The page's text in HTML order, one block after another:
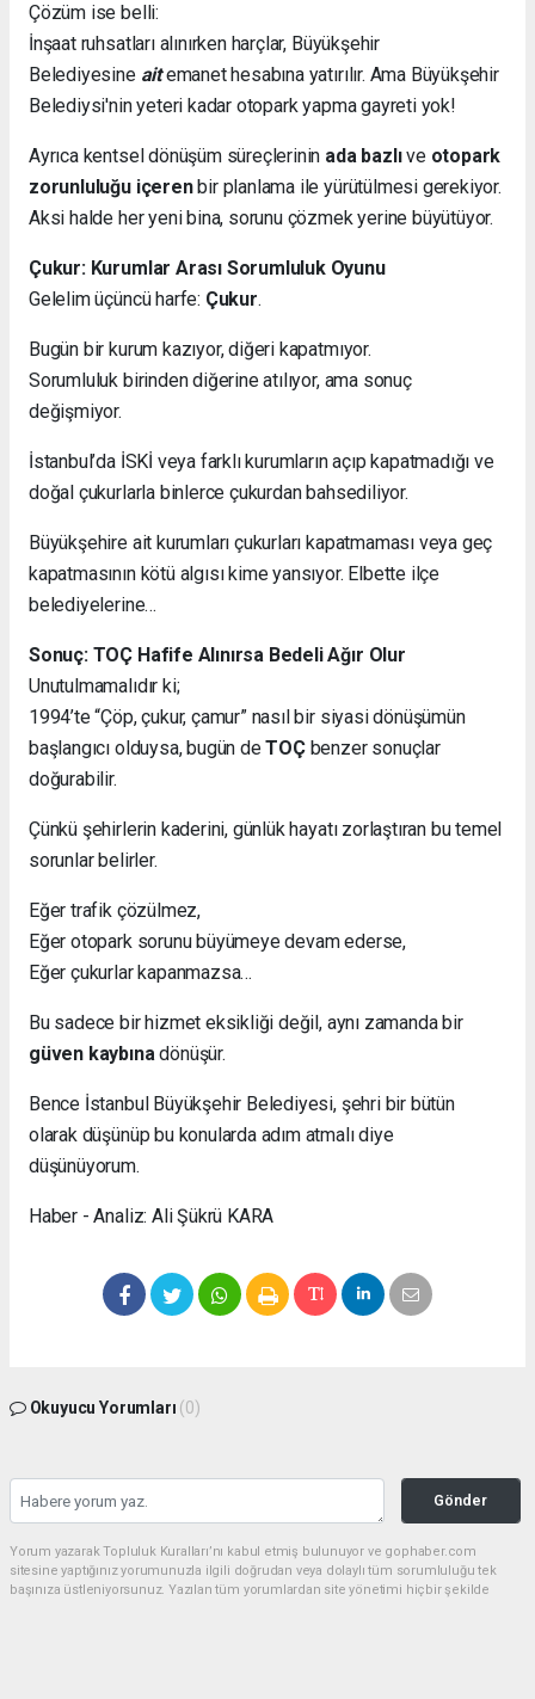
Çözüm ise belli:
İnşaat ruhsatları alınırken harçlar, Büyükşehir
Belediyesine aitemanet hesabına yatırılır. Ama Büyükşehir
Belediysi'nin yeteri kadar otopark yapma gayreti yok!
Ayrıca kentsel dönüşüm süreçlerinin ada bazlıve otopark
zorunluluğu içerenbir planlama ile yürütülmesi gerekiyor.
Aksi halde her yeni bina, sorunu çözmek yerine büyütüyor.
Çukur: Kurumlar Arası Sorumluluk Oyunu
Gelelim üçüncü harfe: Çukur.
Bugün bir kurum kazıyor, diğeri kapatmıyor.
Sorumluluk birinden diğerine atılıyor, ama sonuç
değişmiyor.
İstanbul’da İSKİ veya farklı kurumların açıp kapatmadığı ve
doğal çukurlarla binlerce çukurdan bahsediliyor.
Büyükşehire ait kurumları çukurları kapatmaması veya geç
kapatmasının kötü algısı kime yansıyor. Elbette ilçe
belediyelerine…
Sonuç: TOÇ Hafife Alınırsa Bedeli Ağır Olur
Unutulmamalıdır ki;
1994’te “Çöp, çukur, çamur” nasıl bir siyasi dönüşümün
başlangıcı olduysa, bugün deTOÇbenzer sonuçlar
doğurabilir.
Çünkü şehirlerin kaderini, günlük hayatı zorlaştıran bu temel
sorunlar belirler.
Eğer trafik çözülmez,
Eğer otopark sorunu büyümeye devam ederse,
Eğer çukurlar kapanmazsa…
Bu sadece bir hizmet eksikliği değil, aynı zamanda bir
güven kaybınadönüşür.
Bence İstanbul Büyükşehir Belediyesi, şehri bir bütün
olarak düşünüp bu konularda adım atmalı diye
düşünüyorum.
Haber - Analiz: Ali Şükrü KARA
Okuyucu Yorumları (0)
Gönder
Yorum yazarak Topluluk Kuralları’nı kabul etmiş bulunuyor ve gophaber.com
sitesine yaptığınız yorumunuzla ilgili doğrudan veya dolaylı tüm sorumluluğu tek
başınıza üstleniyorsunuz. Yazılan tüm yorumlardan site yönetimi hiçbir şekilde